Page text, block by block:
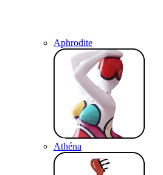
Aphrodite
Athéna